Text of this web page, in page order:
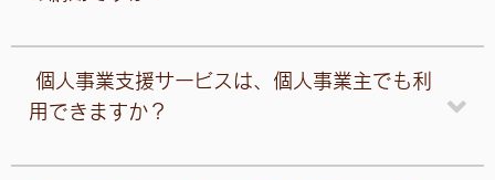
個人事業支援サービスは、個人事業主でも利
用できますか？